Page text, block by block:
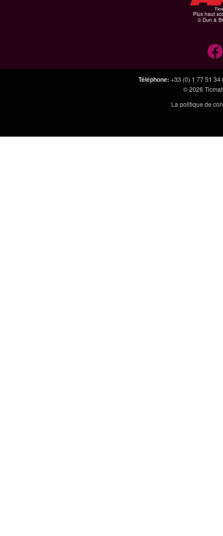
Plus haut
© Dun &
Téléphone: +33 (0) 1 77 51 34
© 2026
La politique de